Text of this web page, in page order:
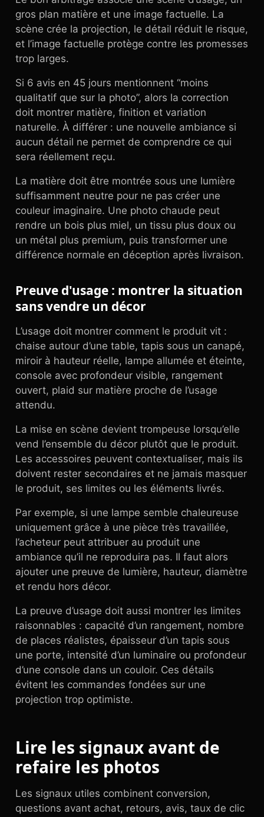
gros plan matière et une image factuelle. La
scène crée la projection, le détail réduit le risque,
et l’image factuelle protège contre les promesses
trop larges.
Si 6 avis en 45 jours mentionnent “moins
qualitatif que sur la photo”, alors la correction
doit montrer matière, finition et variation
naturelle. À différer : une nouvelle ambiance si
aucun détail ne permet de comprendre ce qui
sera réellement reçu.
La matière doit être montrée sous une lumière
suffisamment neutre pour ne pas créer une
couleur imaginaire. Une photo chaude peut
rendre un bois plus miel, un tissu plus doux ou
un métal plus premium, puis transformer une
différence normale en déception après livraison.
Preuve d'usage : montrer la situation
sans vendre un décor
L’usage doit montrer comment le produit vit :
chaise autour d’une table, tapis sous un canapé,
miroir à hauteur réelle, lampe allumée et éteinte,
console avec profondeur visible, rangement
ouvert, plaid sur matière proche de l’usage
attendu.
La mise en scène devient trompeuse lorsqu’elle
vend l’ensemble du décor plutôt que le produit.
Les accessoires peuvent contextualiser, mais ils
doivent rester secondaires et ne jamais masquer
le produit, ses limites ou les éléments livrés.
Par exemple, si une lampe semble chaleureuse
uniquement grâce à une pièce très travaillée,
l’acheteur peut attribuer au produit une
ambiance qu’il ne reproduira pas. Il faut alors
ajouter une preuve de lumière, hauteur, diamètre
et rendu hors décor.
La preuve d’usage doit aussi montrer les limites
raisonnables : capacité d’un rangement, nombre
de places réalistes, épaisseur d’un tapis sous
une porte, intensité d’un luminaire ou profondeur
d’une console dans un couloir. Ces détails
évitent les commandes fondées sur une
projection trop optimiste.
Lire les signaux avant de
refaire les photos
Les signaux utiles combinent conversion,
questions avant achat, retours, avis, taux de clic